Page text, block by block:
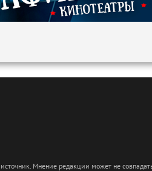
Мнение редакции может не